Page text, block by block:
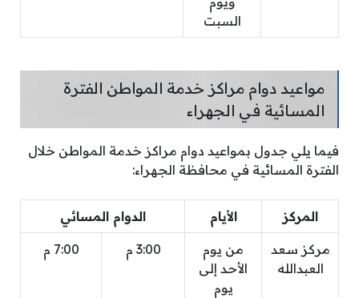
السبت
مواعيد دوام مراكز خدمة المواطن الفترة
المسائية في الجهراء
فيما يلي جدول بمواعيد دوام مراكز خدمة المواطن خلال
الفترة المسائية في محافظة الجهراء:
المركز الأيام الدوام المسائي
مركز سعد
العبدالله
من يوم
الأحد إلى
يوم
3:00 م 7:00 م